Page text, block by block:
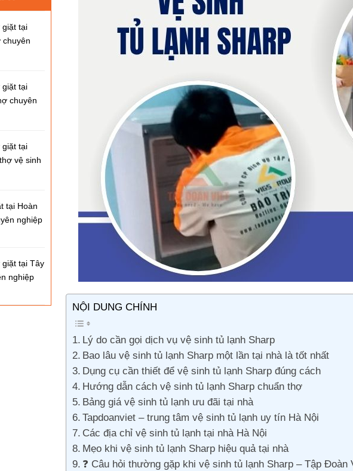
NỘI DUNG CHÍNH
Lý do cần gọi dịch vụ vệ sinh tủ lạnh Sharp
Bao lâu vệ sinh tủ lạnh Sharp một lần tại nhà là tốt nhất
Dụng cụ cần thiết để vệ sinh tủ lạnh Sharp đúng cách
Hướng dẫn cách vệ sinh tủ lạnh Sharp chuẩn thợ
Bảng giá vệ sinh tủ lạnh ưu đãi tại nhà
Tapdoanviet – trung tâm vệ sinh tủ lạnh uy tín Hà Nội
Các địa chỉ vệ sinh tủ lạnh tại nhà Hà Nội
Mẹo khi vệ sinh tủ lạnh Sharp hiệu quả tại nhà
❓ Câu hỏi thường gặp khi vệ sinh tủ lạnh Sharp – Tập Đoàn
giặt tại
chuyên
giặt tại
chuyên
giặt tại
vệ sinh
tại Hoàn
nghiệp
giặt tại Tây
nghiệp